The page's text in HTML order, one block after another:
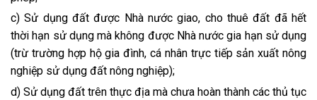
c) Sử dụng đất được Nhà nước giao, cho thuê đất đã hết
thời hạn sử dụng mà không được Nhà nước gia hạn sử dụng
(trừ trường hợp hộ gia đình, cá nhân trực tiếp sản xuất nông
nghiệp sử dụng đất nông nghiệp);
d) Sử dụng đất trên thực địa mà chưa hoàn thành các thủ tục